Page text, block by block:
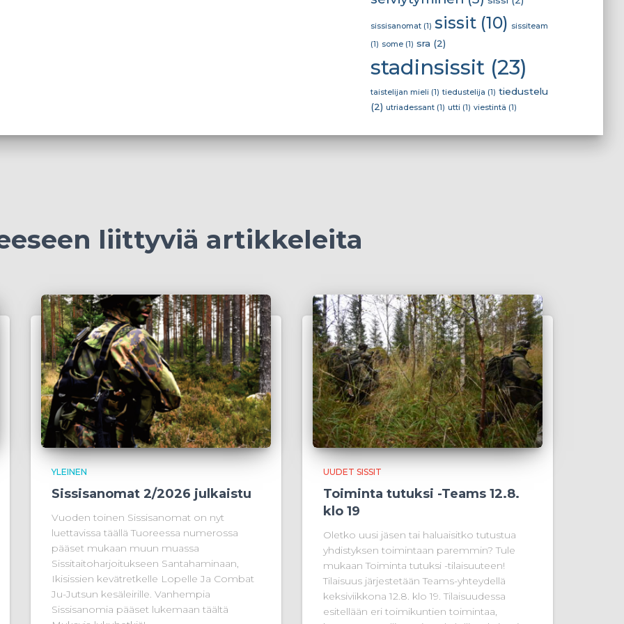
sissisanomat(1) sissit(10) sissiteam
(1) some(1) sra (2)
stadinsissit(23)
taistelijan mieli(1) tiedustelija (1) tiedustelu
(2) utriadessant(1) utti(1) viestintä (1)
liittyviä artikkeleita
YLEINEN
Sissisanomat 2/2026 julkaistu
Vuoden toinen Sissisanomat on nyt
luettavissa täällä Tuoreessa numerossa
pääset mukaan muun muassa
Sissitaitoharjoitukseen Santahaminaan,
Ikisissien kevätretkelle Lopelle Ja Combat
Ju-Jutsun kesäleirille. Vanhempia
Sissisanomia pääset lukemaan täältä
UUDET SISSIT
Toiminta tutuksi -Teams 12.8.
klo 19
Oletko uusi jäsen tai haluaisitko tutustua
yhdistyksen toimintaan paremmin? Tule
mukaan Toiminta tutuksi -tilaisuuteen!
Tilaisuus järjestetään Teams-yhteydellä
keksiviikkona 12.8. klo 19. Tilaisuudessa
esitellään eri toimikuntien toimintaa,